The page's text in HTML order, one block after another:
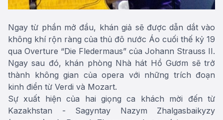
Ngay từ phần mở đầu, khán giả sẽ được dẫn dắt vào
không khí rộn ràng của thủ đô nước Áo cuối thế kỷ 19
qua Overture “Die Fledermaus” của Johann Strauss II.
Ngay sau đó, khán phòng Nhà hát Hồ Gươm sẽ trở
thành không gian của opera với những trích đoạn
kinh điển từ Verdi và Mozart.
Sự xuất hiện của hai giọng ca khách mời đến từ
Kazakhstan - Sagyntay Nazym Zhalgasbaikyzy